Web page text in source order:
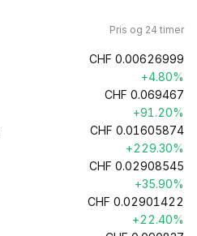
Pris og 24 timer
CHF 0.00626999
+4.80%
CHF 0.069467
+91.20%
CHF 0.01605874
+229.30%
CHF 0.02908545
+35.90%
CHF 0.02901422
+22.40%